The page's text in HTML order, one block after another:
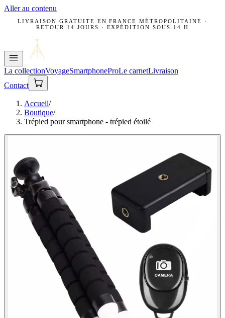
Aller au contenu
LIVRAISON GRATUITE EN FRANCE MÉTROPOLITAINE ·
RETOUR 14 JOURS · EXPÉDITION SOUS 14 H
La collectionVoyageSmartphoneProLe carnetLivraison
Contact
Accueil/
Boutique/
Trépied pour smartphone - trépied étoilé